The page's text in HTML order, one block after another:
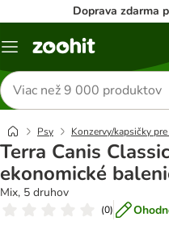
Doprava zdarma
Kategórie
Hľadať
produkty
Psy Konzervy/kapsičky
Terra Canis
ekonomické
Mix, 5 druhov
(0)